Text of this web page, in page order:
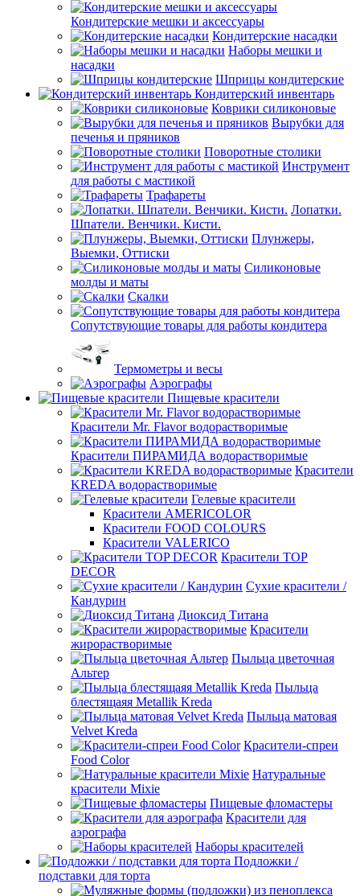
Кондитерские мешки и аксессуары
Кондитерские насадки
Наборы мешки и
насадки
Шприцы кондитерские
Кондитерский инвентарь
Коврики силиконовые
Вырубки для
печенья и пряников
Поворотные столики
Инструмент
для работы с мастикой
Трафареты
Лопатки.
Шпатели. Венчики. Кисти.
Плунжеры,
Выемки, Оттиски
Силиконовые
молды и маты
Скалки
Сопутствующие товары для работы кондитера
Термометры и весы
Аэрографы
Пищевые красители
Красители Mr. Flavor водорастворимые
Красители ПИРАМИДА водорастворимые
Красители
KREDA водорастворимые
Гелевые красители
Красители AMERICOLOR
Красители FOOD COLOURS
Красители VALERICO
Красители TOP
DECOR
Сухие красители /
Кандурин
Диоксид Титана
Красители
жирорастворимые
Пыльца цветочная
Альтер
Пыльца
блестящаяя Metallik Kreda
Пыльца матовая
Velvet Kreda
Красители-спреи
Food Color
Натуральные
красители Mixie
Пищевые фломастеры
Красители для
аэрографа
Наборы красителей
Подложки /
подставки для торта